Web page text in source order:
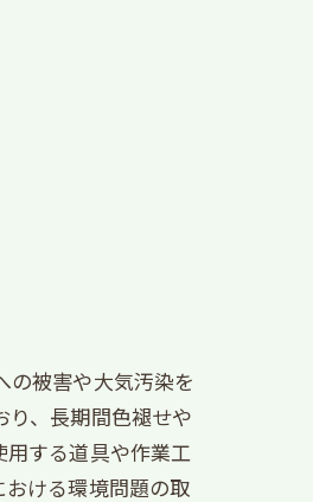
の被害や大気汚染を
、長期間色褪せや
する道具や作業工
ける環境問題の取